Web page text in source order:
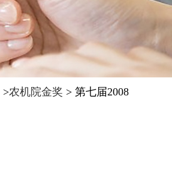
>农机院金奖 > 第七届2008